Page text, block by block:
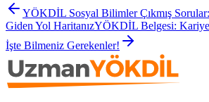
YÖKDİL Sosyal Bilimler Çıkmış Sorular:
Giden Yol HaritanızYÖKDİL Belgesi:
İşte Bilmeniz Gerekenler!